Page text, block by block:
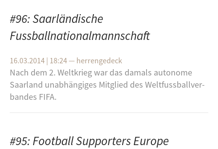
#96: Saarländische
Fussballnationalmannschaft
16.03.2014 | 18:24— herrengedeck
Nach dem 2. Welt­krieg war das da­mals au­to­no­me
Saar­land un­ab­hän­gi­ges Mit­glied des Welt­fuss­ball­ver­
ban­des FIFA.
#95: Football Supporters Europe